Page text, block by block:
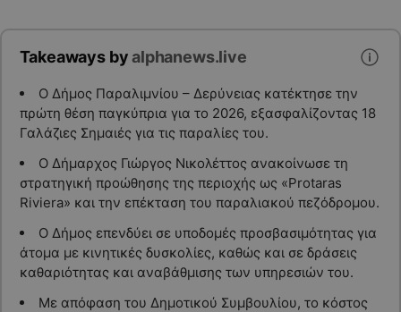
Takeaways byalphanews.live
Ο Δήμος Παραλιμνίου – Δερύνειας κατέκτησε την
πρώτη θέση παγκύπρια για το 2026, εξασφαλίζοντας 18
Γαλάζιες Σημαιές για τις παραλίες του.
Ο Δήμαρχος Γιώργος Νικολέττος ανακοίνωσε τη
στρατηγική προώθησης της περιοχής ως «Protaras
Riviera» και την επέκταση του παραλιακού πεζόδρομου.
Ο Δήμος επενδύει σε υποδομές προσβασιμότητας για
άτομα με κινητικές δυσκολίες, καθώς και σε δράσεις
καθαριότητας και αναβάθμισης των υπηρεσιών του.
Με απόφαση του Δημοτικού Συμβουλίου, το κόστος